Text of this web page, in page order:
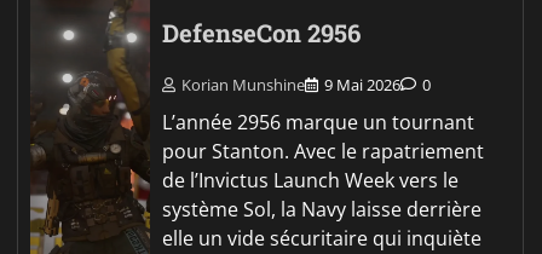
DefenseCon 2956
Korian Munshine 9 Mai 2026 0
L’année 2956 marque un tournant
pour Stanton. Avec le rapatriement
de l’Invictus Launch Week vers le
système Sol, la Navy laisse derrière
elle un vide sécuritaire qui inquiète